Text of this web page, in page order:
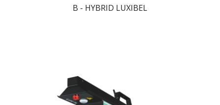
B - HYBRID LUXIBEL